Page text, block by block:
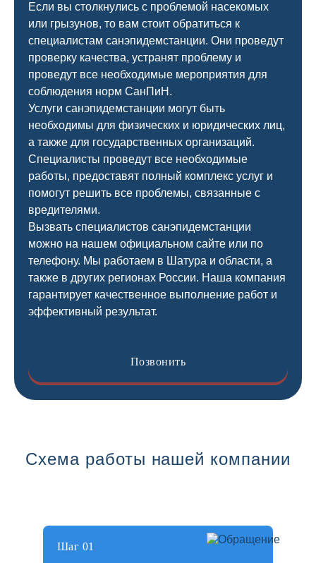
Если вы столкнулись с проблемой насекомых
или грызунов, то вам стоит обратиться к
специалистам санэпидемстанции. Они проведут
проверку качества, устранят проблему и
проведут все необходимые мероприятия для
соблюдения норм СанПиН.
Услуги санэпидемстанции могут быть
необходимы для физических и юридических лиц,
а также для государственных организаций.
Специалисты проведут все необходимые
работы, предоставят полный комплекс услуг и
помогут решить все проблемы, связанные с
вредителями.
Вызвать специалистов санэпидемстанции
можно на нашем официальном сайте или по
телефону. Мы работаем в Шатура и области, а
также в других регионах России. Наша компания
гарантирует качественное выполнение работ и
эффективный результат.
Позвонить
Схема работы нашей компании
Шаг 01